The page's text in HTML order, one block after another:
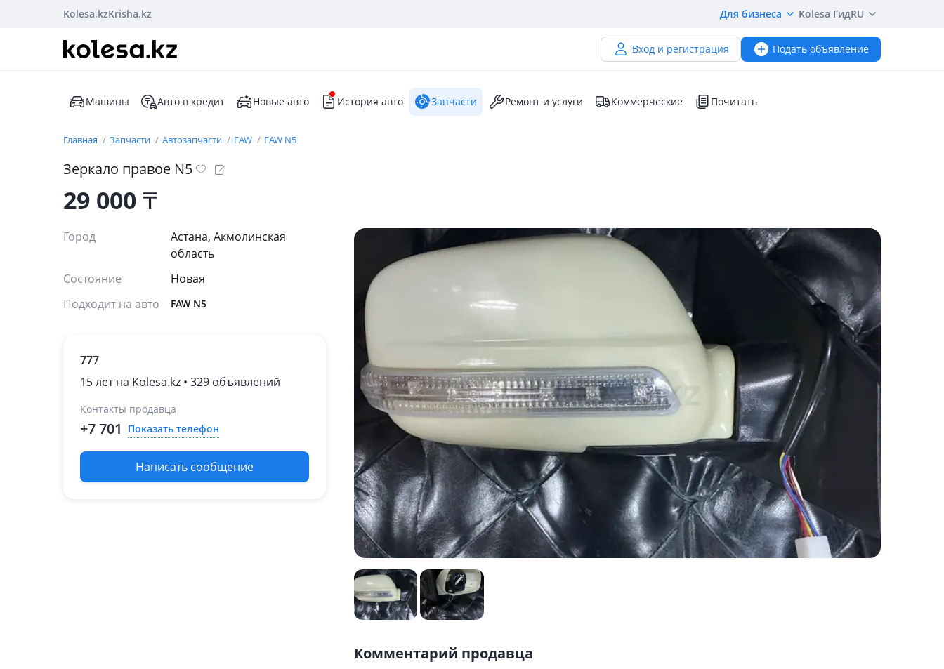
Kolesa.kzKrisha.kz Для бизнеса Kolesa ГидRU
Вход и регистрация Подать объявление
Машины Авто в кредит Новые авто История авто Запчасти Ремонт и услуги Коммерческие Почитать
Главная Запчасти Автозапчасти FAW FAW N5
Зеркало правое N5
29 000₸
Город
Астана, Акмолинская
область
Состояние
Новая
Подходит на авто
FAW N5
777
15 лет на Kolesa.kz • 329 объявлений
Контакты продавца
+7 701 Показать телефон
Написать сообщение
Комментарий продавца